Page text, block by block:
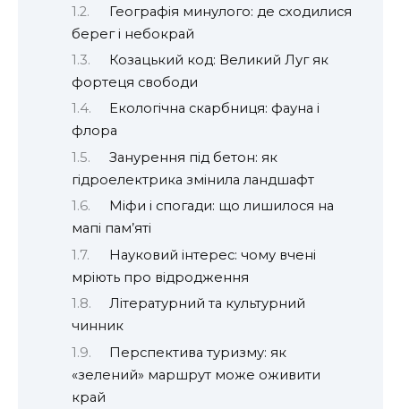
Географія минулого: де сходилися
берег і небокрай
Козацький код: Великий Луг як
фортеця свободи
Екологічна скарбниця: фауна і
флора
Занурення під бетон: як
гідроелектрика змінила ландшафт
Міфи і спогади: що лишилося на
мапі пам’яті
Науковий інтерес: чому вчені
мріють про відродження
Літературний та культурний
чинник
Перспектива туризму: як
«зелений» маршрут може оживити
край